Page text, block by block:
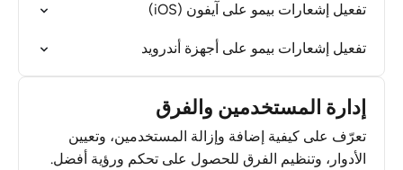
تفعيل إشعارات بيمو على آيفون (iOS)
تفعيل إشعارات بيمو على أجهزة أندرويد
إدارة المستخدمين والفرق
تعرّف على كيفية إضافة وإزالة المستخدمين، وتعيين
الأدوار، وتنظيم الفرق للحصول على تحكم ورؤية أفضل.